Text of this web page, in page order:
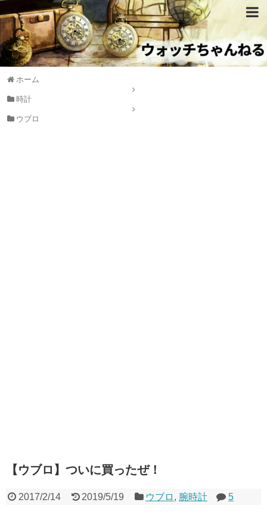
ホーム
時計
ウブロ
【ウブロ】ついに買ったぜ！
2017/2/14 2019/5/19 ウブロ , 腕時計 5